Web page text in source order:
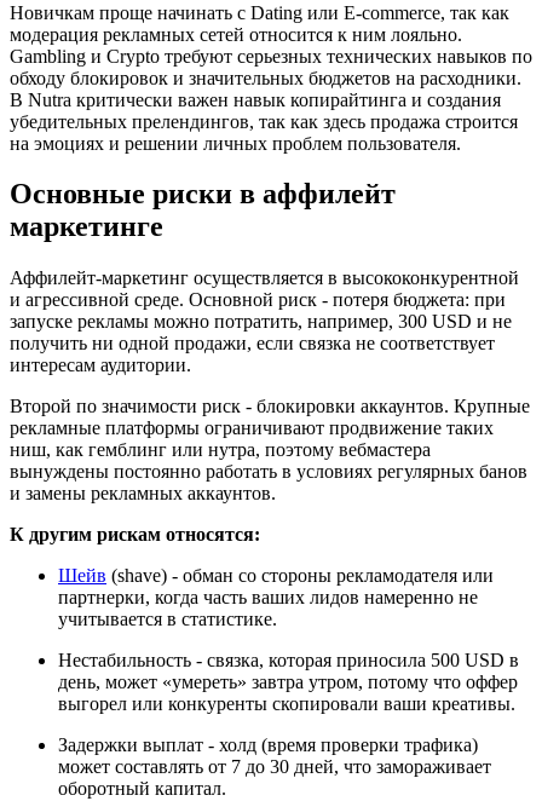
Новичкам проще начинать с Dating или E-commerce, так как
модерация рекламных сетей относится к ним лояльно.
Gambling и Crypto требуют серьезных технических навыков по
обходу блокировок и значительных бюджетов на расходники.
В Nutra критически важен навык копирайтинга и создания
убедительных прелендингов, так как здесь продажа строится
на эмоциях и решении личных проблем пользователя.
Основные риски в аффилейт
маркетинге
Аффилейт-маркетинг осуществляется в высококонкурентной
и агрессивной среде. Основной риск - потеря бюджета: при
запуске рекламы можно потратить, например, 300 USD и не
получить ни одной продажи, если связка не соответствует
интересам аудитории.
Второй по значимости риск - блокировки аккаунтов. Крупные
рекламные платформы ограничивают продвижение таких
ниш, как гемблинг или нутра, поэтому вебмастера
вынуждены постоянно работать в условиях регулярных банов
и замены рекламных аккаунтов.
К другим рискам относятся:
Шейв (shave) - обман со стороны рекламодателя или
партнерки, когда часть ваших лидов намеренно не
учитывается в статистике.
Нестабильность - связка, которая приносила 500 USD в
день, может «умереть» завтра утром, потому что оффер
выгорел или конкуренты скопировали ваши креативы.
Задержки выплат - холд (время проверки трафика)
может составлять от 7 до 30 дней, что замораживает
оборотный капитал.